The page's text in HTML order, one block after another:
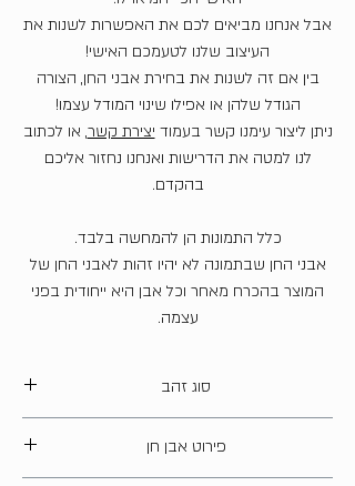
אבל אנחנו מביאים לכם את האפשרות לשנות את
העיצוב שלנו לטעמכם האישי!
בין אם זה לשנות את בחירת אבני החן, הצורה
הגודל שלהן או אפילו שינוי המודל עצמו!
ניתן ליצור עימנו קשר בעמוד יצירת קשר, או לכתוב
לנו למטה את הדרישות ואנחנו נחזור אליכם
בהקדם.
כלל התמונות הן להמחשה בלבד.
אבני החן שבתמונה לא יהיו זהות לאבני החן של
המוצר בהכרח מאחר וכל אבן היא ייחודית בפני
עצמה.
סוג זהב
פירוט אבן חן